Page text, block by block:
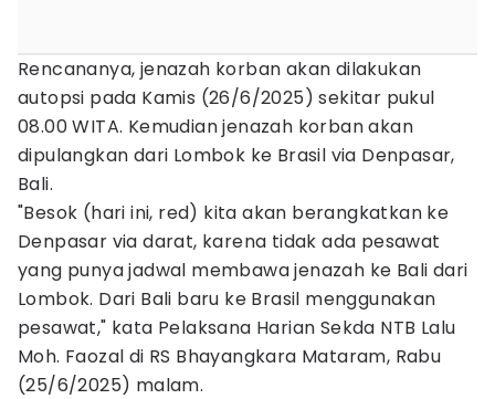
Rencananya, jenazah korban akan dilakukan
autopsi pada Kamis (26/6/2025) sekitar pukul
08.00 WITA. Kemudian jenazah korban akan
dipulangkan dari Lombok ke Brasil via Denpasar,
Bali.
"Besok (hari ini, red) kita akan berangkatkan ke
Denpasar via darat, karena tidak ada pesawat
yang punya jadwal membawa jenazah ke Bali dari
Lombok. Dari Bali baru ke Brasil menggunakan
pesawat," kata Pelaksana Harian Sekda NTB Lalu
Moh. Faozal di RS Bhayangkara Mataram, Rabu
(25/6/2025) malam.